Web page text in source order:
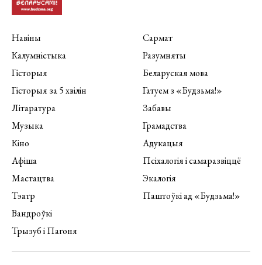
Навіны
Калумністыка
Гісторыя
Гісторыя за 5 хвілін
Літаратура
Музыка
Кіно
Афіша
Мастацтва
Тэатр
Вандроўкі
Трызуб і Пагоня
Сармат
Разумняты
Беларуская мова
Гатуем з «Будзьма!»
Забавы
Грамадства
Адукацыя
Псіхалогія і самаразвіццё
Экалогія
Паштоўкі ад «Будзьма!»